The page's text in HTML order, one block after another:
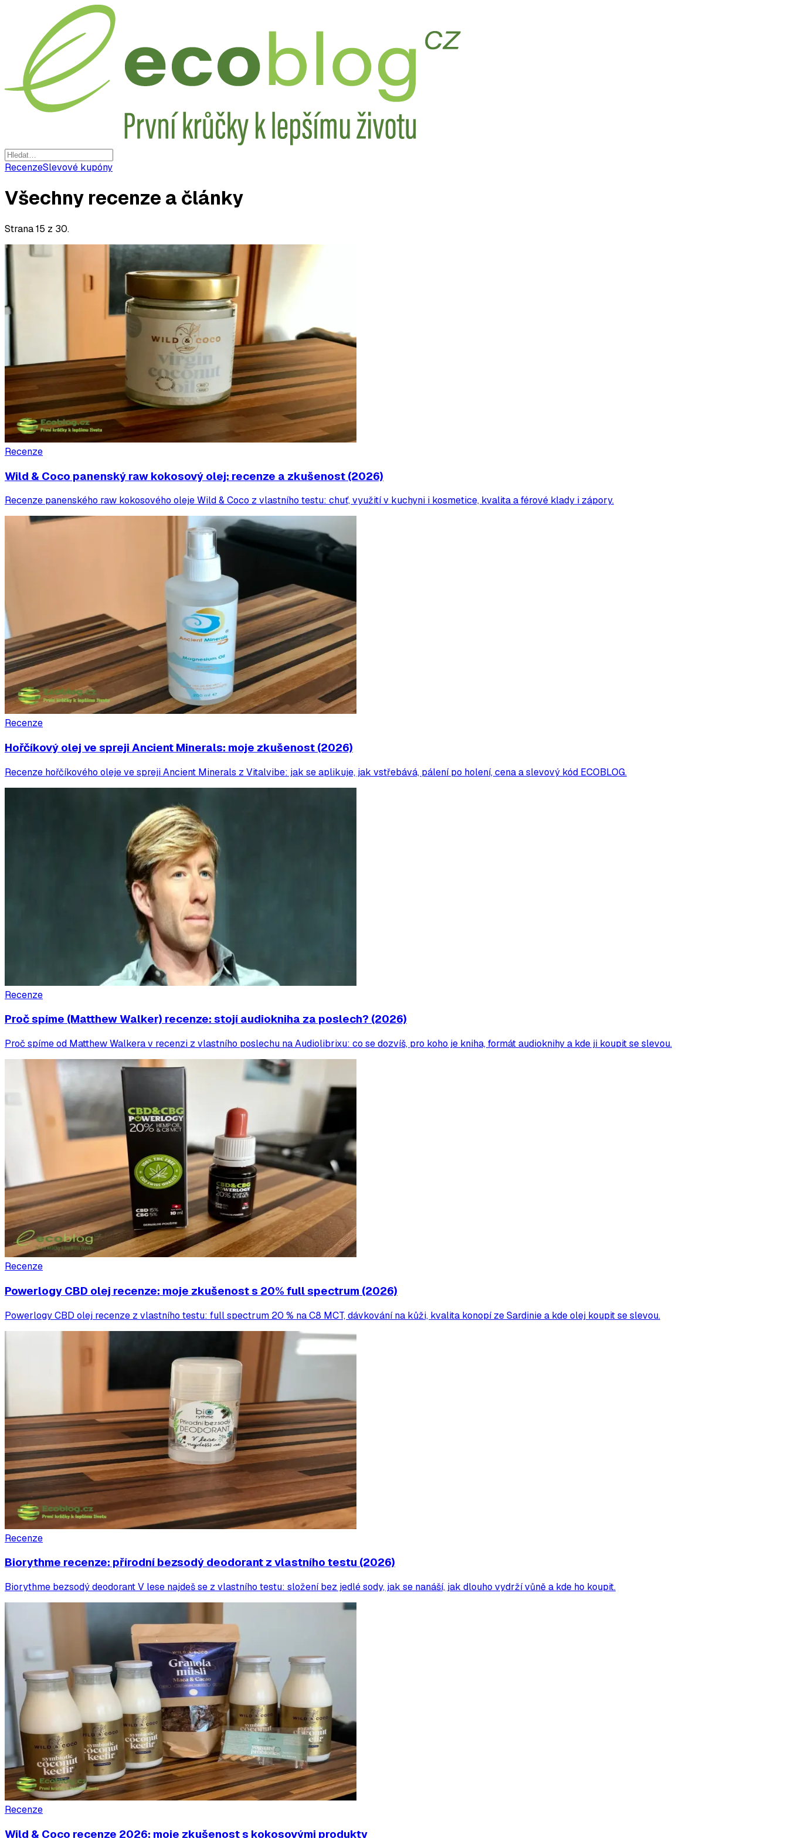
RecenzeSlevové kupóny
Všechny recenze a články
Strana15 z 30.
Recenze
Wild & Coco panenský raw kokosový olej: recenze a zkušenost (2026)
Recenze panenského raw kokosového oleje Wild & Coco z vlastního testu: chuť, využití v kuchyni i kosmetice, kvalita a férové klady i zápory.
Recenze
Hořčíkový olej ve spreji Ancient Minerals: moje zkušenost (2026)
Recenze hořčíkového oleje ve spreji Ancient Minerals z Vitalvibe: jak se aplikuje, jak vstřebává, pálení po holení, cena a slevový kód ECOBLOG.
Recenze
Proč spíme (Matthew Walker) recenze: stojí audiokniha za poslech? (2026)
Proč spíme od Matthew Walkera v recenzi z vlastního poslechu na Audiolibrixu: co se dozvíš, pro koho je kniha, formát audioknihy a kde ji koupit se slevou.
Recenze
Powerlogy CBD olej recenze: moje zkušenost s 20% full spectrum (2026)
Powerlogy CBD olej recenze z vlastního testu: full spectrum 20 % na C8 MCT, dávkování na kůži, kvalita konopí ze Sardinie a kde olej koupit se slevou.
Recenze
Biorythme recenze: přírodní bezsodý deodorant z vlastního testu (2026)
Biorythme bezsodý deodorant V lese najdeš se z vlastního testu: složení bez jedlé sody, jak se nanáší, jak dlouho vydrží vůně a kde ho koupit.
Recenze
Wild & Coco recenze 2026: moje zkušenost s kokosovými produkty